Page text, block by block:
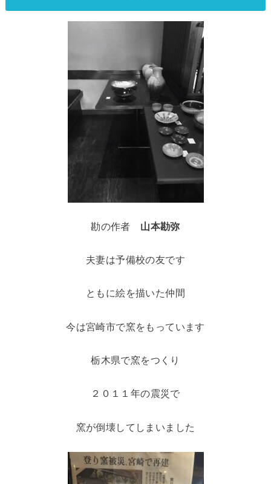
勘の作者 山本勘弥
夫妻は予備校の友です
ともに絵を描いた仲間
今は宮崎市で窯をもっています
栃木県で窯をつくり
２０１１年の震災で
窯が倒壊してしまいました